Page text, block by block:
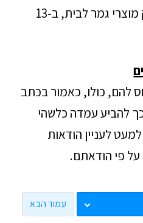
ונאשמת זו, סופר קרמיק מוצרי גמר לבית, ב-13
להם, כולו, כאמור בכתב
להביע עמדה כלשהי
לעניין הודאות
פי הודאתם.
עמוד הבא